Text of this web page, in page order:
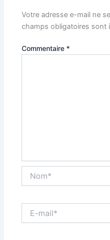
Votre adresse e-mail ne
champs obligatoires sont
Commentaire *
mail*